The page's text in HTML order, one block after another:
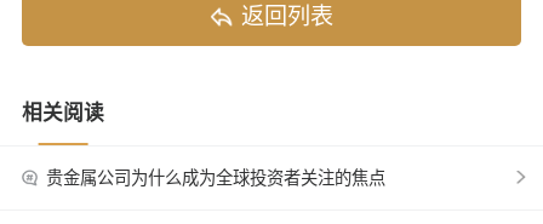
返回列表
相关阅读
贵金属公司为什么成为全球投资者关注的焦点